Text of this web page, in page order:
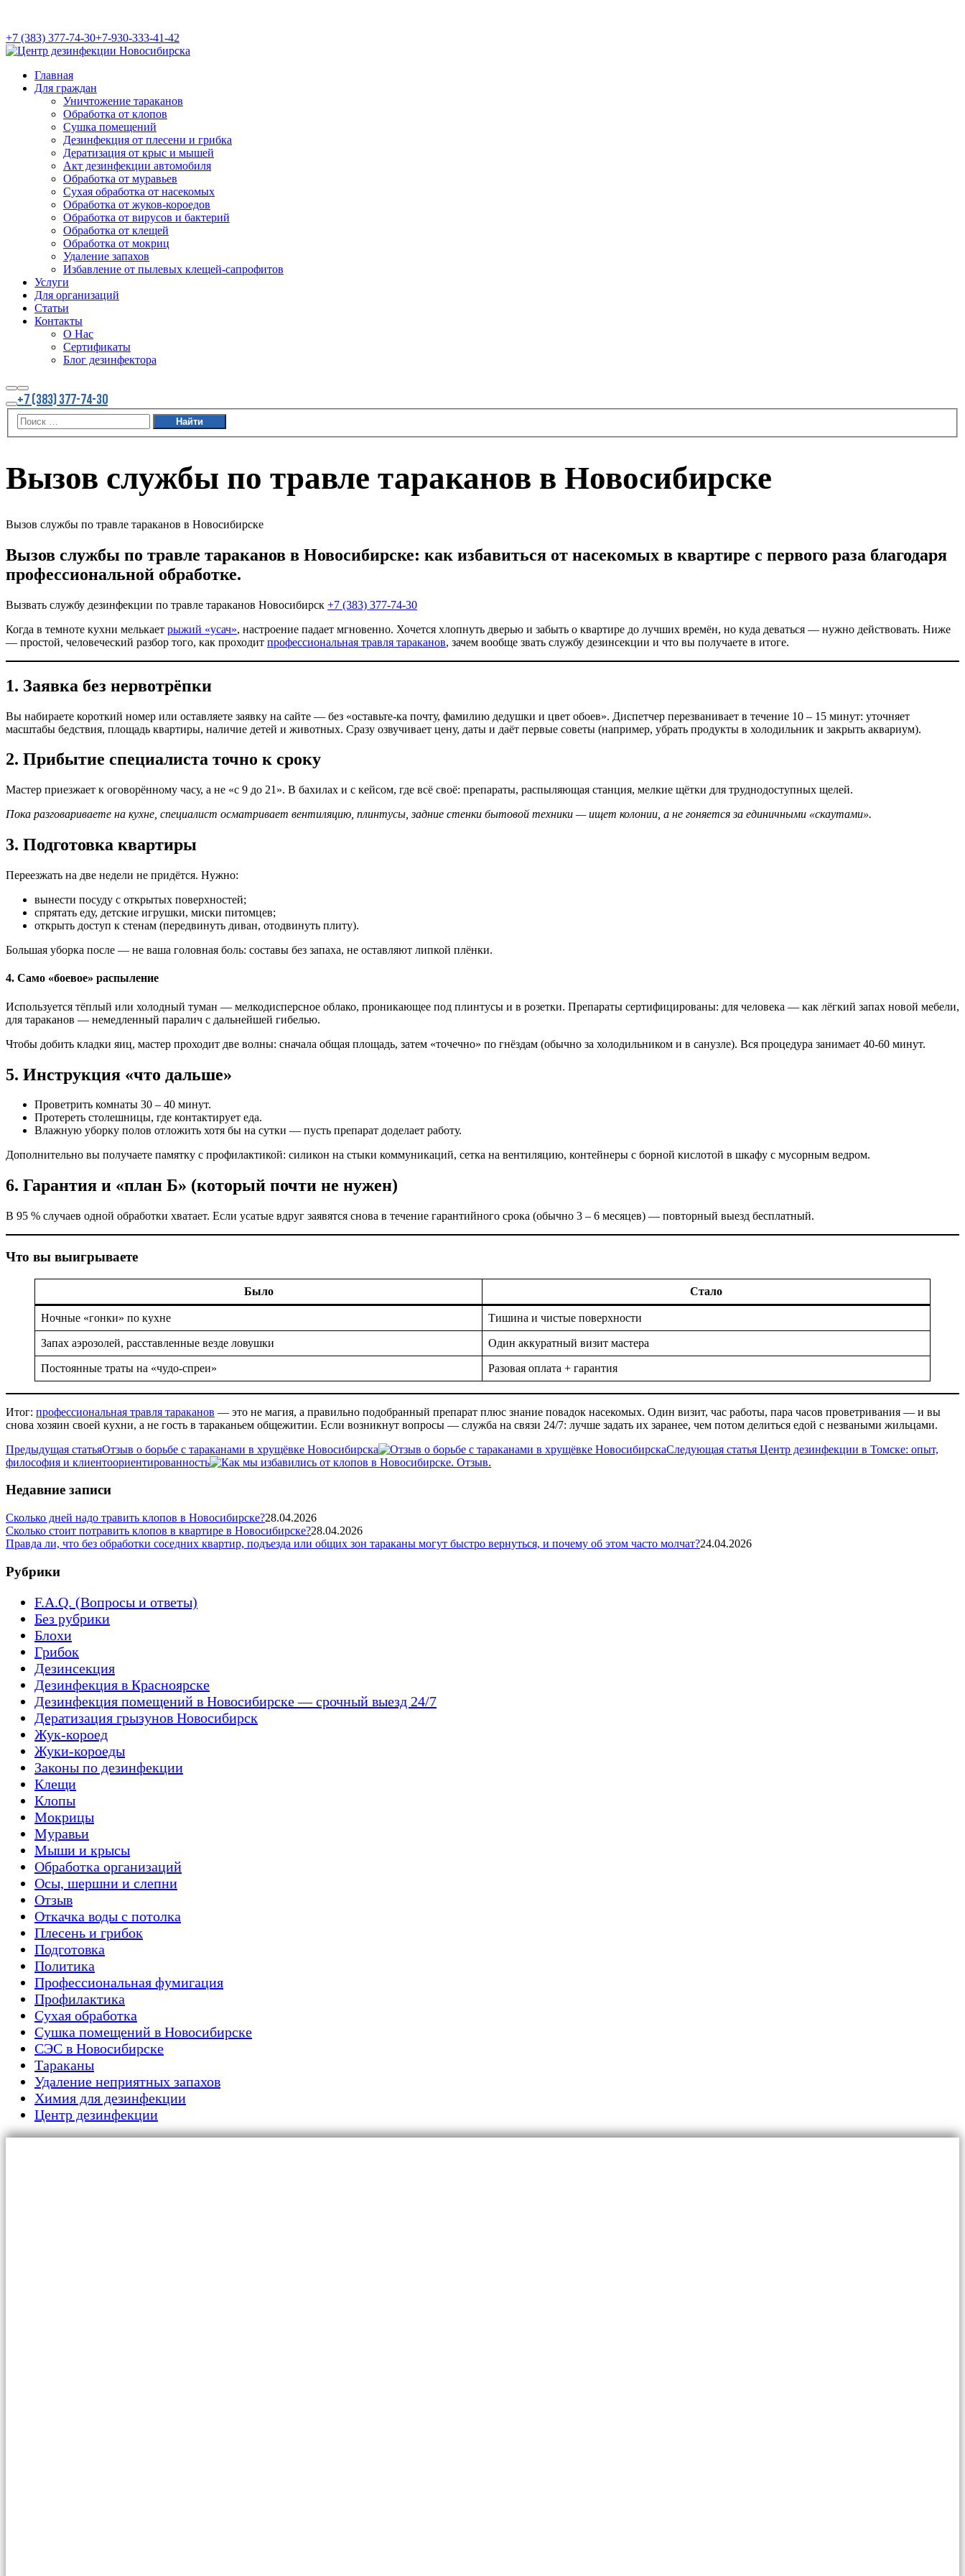
+7 (383) 377-74-30+7-930-333-41-42
Главная
Для граждан
Уничтожение тараканов
Обработка от клопов
Сушка помещений
Дезинфекция от плесени и грибка
Дератизация от крыс и мышей
Акт дезинфекции автомобиля
Обработка от муравьев
Cухая обработка от насекомых
Обработка от жуков-короедов
Обработка от вирусов и бактерий
Обработка от клещей
Обработка от мокриц
Удаление запахов
Избавление от пылевых клещей-сапрофитов
Услуги
Для организаций
Статьи
Контакты
О Нас
Сертификаты
Блог дезинфектора
НайтиБольше
информации
Главное
меню
+7 (383) 377-74-30
Вызов службы по травле тараканов в Новосибирске
Вызов службы по травле тараканов в Новосибирске
Вызов службы по травле тараканов в Новосибирске: как избавиться от насекомых в квартире с первого раза благодаря
профессиональной обработке.
Вызвать службу дезинфекции по травле тараканов Новосибирск +7 (383) 377-74-30
Когда в темноте кухни мелькает рыжий «усач», настроение падает мгновенно. Хочется хлопнуть дверью и забыть о квартире до лучших времён, но куда деваться — нужно действовать. Ниже
— простой, человеческий разбор того, как проходит профессиональная травля тараканов, зачем вообще звать службу дезинсекции и что вы получаете в итоге.
1. Заявка без нервотрёпки
Вы набираете короткий номер или оставляете заявку на сайте — без «оставьте-ка почту, фамилию дедушки и цвет обоев». Диспетчер перезванивает в течение 10 – 15 минут: уточняет
масштабы бедствия, площадь квартиры, наличие детей и животных. Сразу озвучивает цену, даты и даёт первые советы (например, убрать продукты в холодильник и закрыть аквариум).
2. Прибытие специалиста точно к сроку
Мастер приезжает к оговорённому часу, а не «с 9 до 21». В бахилах и с кейсом, где всё своё: препараты, распыляющая станция, мелкие щётки для труднодоступных щелей.
Пока разговариваете на кухне, специалист осматривает вентиляцию, плинтусы, задние стенки бытовой техники — ищет колонии, а не гоняется за единичными «скаутами».
3. Подготовка квартиры
Переезжать на две недели не придётся. Нужно:
вынести посуду с открытых поверхностей;
спрятать еду, детские игрушки, миски питомцев;
открыть доступ к стенам (передвинуть диван, отодвинуть плиту).
Большая уборка после — не ваша головная боль: составы без запаха, не оставляют липкой плёнки.
4. Само «боевое» распыление
Используется тёплый или холодный туман — мелкодисперсное облако, проникающее под плинтусы и в розетки. Препараты сертифицированы: для человека — как лёгкий запах новой мебели,
для тараканов — немедленный паралич с дальнейшей гибелью.
Чтобы добить кладки яиц, мастер проходит две волны: сначала общая площадь, затем «точечно» по гнёздам (обычно за холодильником и в санузле). Вся процедура занимает 40-60 минут.
5. Инструкция «что дальше»
Проветрить комнаты 30 – 40 минут.
Протереть столешницы, где контактирует еда.
Влажную уборку полов отложить хотя бы на сутки — пусть препарат доделает работу.
Дополнительно вы получаете памятку с профилактикой: силикон на стыки коммуникаций, сетка на вентиляцию, контейнеры с борной кислотой в шкафу с мусорным ведром.
6. Гарантия и «план Б» (который почти не нужен)
В 95 % случаев одной обработки хватает. Если усатые вдруг заявятся снова в течение гарантийного срока (обычно 3 – 6 месяцев) — повторный выезд бесплатный.
Что вы выигрываете
Было Стало
Ночные «гонки» по кухне Тишина и чистые поверхности
Запах аэрозолей, расставленные везде ловушки Один аккуратный визит мастера
Постоянные траты на «чудо-спреи» Разовая оплата + гарантия
Итог: профессиональная травля тараканов — это не магия, а правильно подобранный препарат плюс знание повадок насекомых. Один визит, час работы, пара часов проветривания — и вы
снова хозяин своей кухни, а не гость в тараканьем общежитии. Если возникнут вопросы — служба на связи 24/7: лучше задать их заранее, чем потом делиться едой с незваными жильцами.
Предыдущая статьяОтзыв о борьбе с тараканами в хрущёвке Новосибирска Следующая статья Центр дезинфекции в Томске: опыт,
философия и клиентоориентированность
Недавние записи
Сколько дней надо травить клопов в Новосибирске?28.04.2026
Сколько стоит потравить клопов в квартире в Новосибирске?28.04.2026
Правда ли, что без обработки соседних квартир, подъезда или общих зон тараканы могут быстро вернуться, и почему об этом часто молчат?24.04.2026
Рубрики
F.A.Q. (Вопросы и ответы)
Без рубрики
Блохи
Грибок
Дезинсекция
Дезинфекция в Красноярске
Дезинфекция помещений в Новосибирске — срочный выезд 24/7
Дератизация грызунов Новосибирск
Жук-короед
Жуки-короеды
Законы по дезинфекции
Клещи
Клопы
Мокрицы
Муравьи
Мыши и крысы
Обработка организаций
Осы, шершни и слепни
Отзыв
Откачка воды с потолка
Плесень и грибок
Подготовка
Политика
Профессиональная фумигация
Профилактика
Сухая обработка
Сушка помещений в Новосибирске
СЭС в Новосибирске
Тараканы
Удаление неприятных запахов
Химия для дезинфекции
Центр дезинфекции